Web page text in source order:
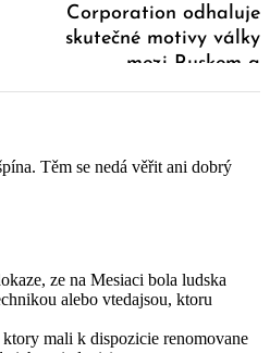
Corporation odhaluje
skutečné motivy války
mezi Ruskem a
Ukrajinou